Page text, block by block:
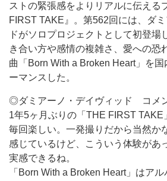
ストの緊張感をよりリアルに伝える
FIRST TAKE』。第562回には、ダ
ドがソロプロジェクトとして初登場
き合い方や感情の複雑さ、愛への恐
曲「Born With a Broken Heart」を
ーマンスした。
◎ダミアーノ・デイヴィッド コメ
1年5ヶ月ぶりの「THE FIRST TAKE
毎回楽しい。一発撮りだから当然か
感じているけど、こういう体験があ
実感できるね。
「Born With a Broken Heart」はア